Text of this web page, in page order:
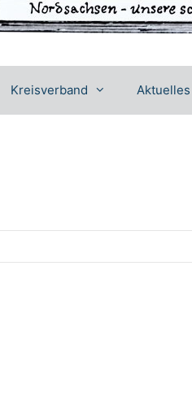
Kreisverband Aktuelles